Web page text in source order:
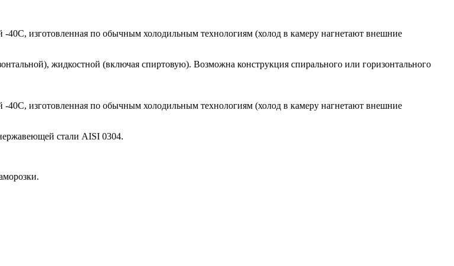
-40С, изготовленная по обычным холодильным технологиям (холод в камеру нагнетают внешние
жидкостной (включая спиртовую). Возможна конструкция спирального или горизонтального
-40С, изготовленная по обычным холодильным технологиям (холод в камеру нагнетают внешние
стали AISI 0304.